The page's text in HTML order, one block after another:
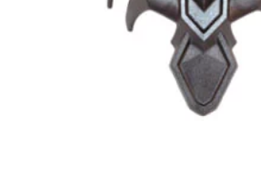
Некоторые фигурки из